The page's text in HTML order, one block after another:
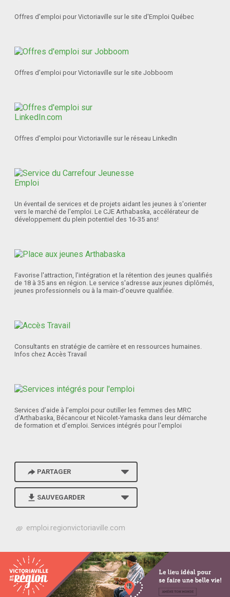
Offres d'emploi pour Victoriaville sur le site d'Emploi Québec
Offres d'emploi pour Victoriaville sur le site Jobboom
Offres d'emploi pour Victoriaville sur le réseau LinkedIn
Un éventail de services et de projets aidant les jeunes à s'orienter
vers le marché de l'emploi. Le CJE Arthabaska, accélérateur de
développement du plein potentiel des 16-35 ans!
Favorise l'attraction, l'intégration et la rétention des jeunes qualifiés
de 18 à 35 ans en région. Le service s'adresse aux jeunes diplômés,
jeunes professionnels ou à la main-d'oeuvre qualifiée.
Consultants en stratégie de carrière et en ressources humaines.
Infos chez Accès Travail
Services d’aide à l’emploi pour outiller les femmes des MRC
d’Arthabaska, Bécancour et Nicolet-Yamaska dans leur démarche
de formation et d’emploi. Services intégrés pour l'emploi
PARTAGER
SAUVEGARDER
h
p
s
:
/
/
emploi.regionvictoriaville.com